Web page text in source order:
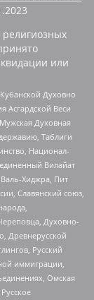
или
Духовно
Асгардской Веси
Духовная
Таблиги
Национал-
Вилайат
Хиджра, Пит
Славянский союз,
Духовно-
Древнерусской
Русский
иммиграции,
Омская